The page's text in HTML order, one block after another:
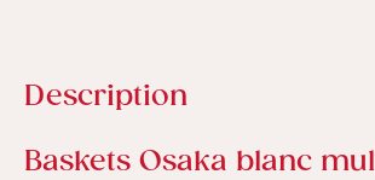
Description
Informations sur le
Baskets Osaka blanc